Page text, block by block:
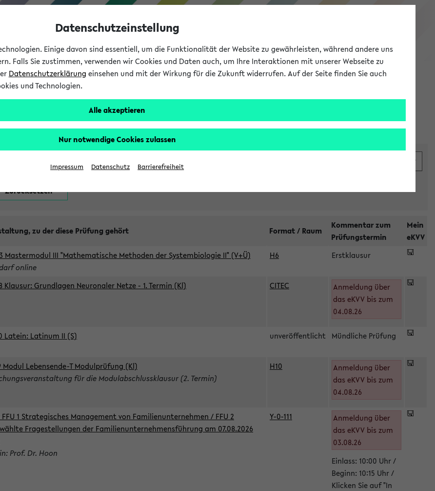
eKVV
Studium
Prüfungen
zu der diese Prüfung gehört Format / Raum
Kommentar zum
Prüfungstermin
Mein
eKVV
Mastermodul III "Mathematische Methoden der Systembiologie II" (V+Ü)
online
H6 Erstklausur
Klausur: Grundlagen Neuronaler Netze - 1. Termin (Kl) CITEC
Anmeldung über
das eKVV bis zum
04.08.26
Latein: Latinum II (S) unveröffentlicht Mündliche Prüfung
Modul Lebensende-T Modulprüfung (Kl)
für die Modulabschlussklausur (2. Termin)
H10
Anmeldung über
das eKVV bis zum
04.08.26
FFU 1 Strategisches Management von Familienunternehmen / FFU 2
Fragestellungen der Familienunternehmensführung am 07.08.2026
Prof. Dr. Hoon
Y-0-111
Anmeldung über
das eKVV bis zum
03.08.26
Einlass: 10:00 Uhr /
Beginn: 10:15 Uhr /
Klicken Sie auf "In
Datenschutzeinstellung
Einige davon sind essentiell, um die Funktionalität der Website zu gewährleisten, während andere uns
Falls Sie zustimmen, verwenden wir Cookies und Daten auch, um Ihre Interaktionen mit unserer Webseite zu
Datenschutzerklärung einsehen und mit der Wirkung für die Zukunft widerrufen. Auf der Seite finden Sie auch
und Technologien.
Alle akzeptieren
Nur notwendige Cookies zulassen
Impressum Datenschutz Barrierefreiheit